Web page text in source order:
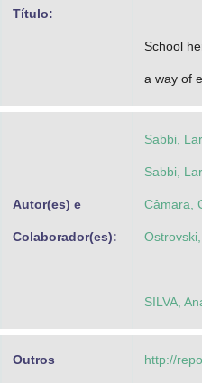
Título:
School
a way of
Autor(es) e
Colaborador(es):
Sabbi,
Sabbi,
Câmara,
SILVA,
Outros http://